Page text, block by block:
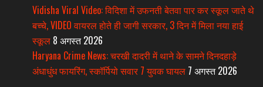
Vidisha Viral Video: विदिशा में उफनती बेतवा पार कर स्कूल जाते थे
बच्चे, VIDEO वायरल होते ही जागी सरकार, 3 दिन में मिला नया हाई
स्कूल 8 अगस्त 2026
Haryana Crime News: चरखी दादरी में थाने के सामने दिनदहाड़े
अंधाधुंध फायरिंग, स्कॉर्पियो सवार 7 युवक घायल 7 अगस्त 2026